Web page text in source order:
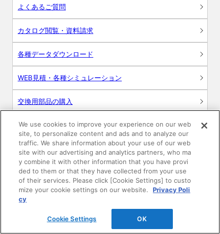
よくあるご質問
カタログ閲覧・資料請求
各種データダウンロード
WEB見積・各種シミュレーション
交換用部品の購入
修理・点検
お問い合わせ
ログイン
建築・設計関係者様向けサイト
ユーザー登録サービス
We use cookies to improve your experience on our web
site, to personalize content and ads and to analyze our
traffic. We share information about your use of our web
site with our advertising and analytics partners, who ma
y combine it with other information that you have provi
ded to them or that they have collected from your use
of their services. Please click [Cookie Settings] to custo
mize your cookie settings on our website.
Privacy Poli
cy
Cookie Settings OK